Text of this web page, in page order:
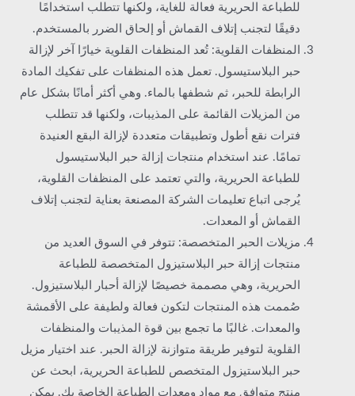
للطباعة الحريرية فعالة للغاية، ولكنها تتطلب استخدامًا
دقيقًا لتجنب إتلاف القماش أو إلحاق الضرر بالمستخدم.
المنظفات القلوية: تُعد المنظفات القلوية خيارًا آخر لإزالة
حبر البلاستيسول. تعمل هذه المنظفات على تفكيك المادة
الرابطة للحبر، ثم شطفها بالماء. وهي أكثر أمانًا بشكل عام
من المزيلات القائمة على المذيبات، ولكنها قد تتطلب
فترات نقع أطول وتطبيقات متعددة لإزالة البقع العنيدة
تمامًا. عند استخدام منتجات إزالة حبر البلاستيسول
للطباعة الحريرية، والتي تعتمد على المنظفات القلوية،
يُرجى اتباع تعليمات الشركة المصنعة بعناية لتجنب إتلاف
القماش أو المعدات.
مزيلات الحبر المتخصصة: تتوفر في السوق العديد من
منتجات إزالة حبر البلاستيزول المتخصصة للطباعة
الحريرية، وهي مصممة خصيصًا لإزالة أحبار البلاستيزول.
صُممت هذه المنتجات لتكون فعالة ولطيفة على الأقمشة
والمعدات. غالبًا ما تجمع بين قوة المذيبات والمنظفات
القلوية لتوفير طريقة متوازنة لإزالة الحبر. عند اختيار مزيل
حبر البلاستيزول المتخصص للطباعة الحريرية، ابحث عن
منتج متوافق مع مواد ومعدات الطباعة الخاصة بك. يمكن